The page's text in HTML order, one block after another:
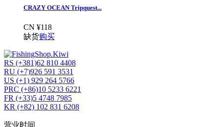
CRAZY OCEAN Tripquest...
CN ¥118
缺货购买
RS (+381)62 810 4408
RU (+7)926 591 3531
US (+1) 929 264 5766
PRC (+86)10 5233 6221
FR (+33)5 4748 7985
KR (+82) 102 831 6208
营业时间